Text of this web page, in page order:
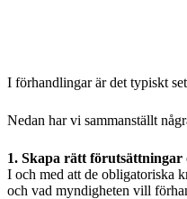
I förhandlingar är det typiskt
Nedan har vi sammanställt
1. Skapa rätt
I och med att de obligatoriska
och vad myndigheten vill